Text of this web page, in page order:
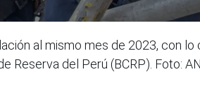
al mismo mes de 2023, con
Reserva del Perú (BCRP). Foto: